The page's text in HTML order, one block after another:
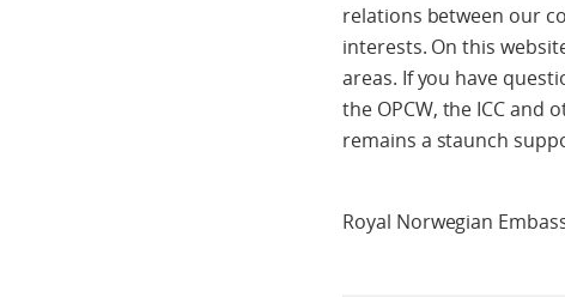
relations between our
interests. On this
areas. If you have
the OPCW, the ICC and
remains a staunch
Royal Norwegian